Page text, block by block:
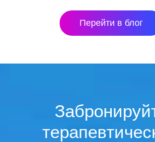
Перейти в блог